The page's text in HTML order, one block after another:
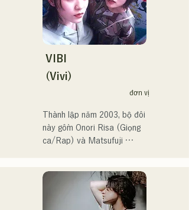
Họ có hơn 3,5 triệu lượt
xem trên mạng xã hội và
hơn 119.000 người theo
dõi!
Họ cũng được chọn thể hiện
ca khúc chủ đề cho Giải vô
địch bóng chày trung học
toàn Nhật Bản lần thứ 106
J:COM Fukuoka, Kumamoto
và Shimonoseki, khiến họ
trở thành một nhóm nhạc
VIBI
(Vivi)
đơn vị
Thành lập năm 2003, bộ đôi
này gồm Onori Risa (Giọng
ca/Rap) và Matsufuji
những thông điệp giản dị
nhưng mạnh mẽ trong một
thế giới quan nhẹ nhàng và